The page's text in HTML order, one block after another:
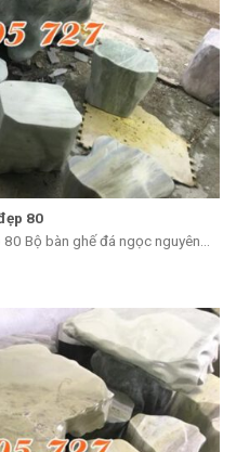
80
Bộ bàn ghế đá ngọc nguyên...